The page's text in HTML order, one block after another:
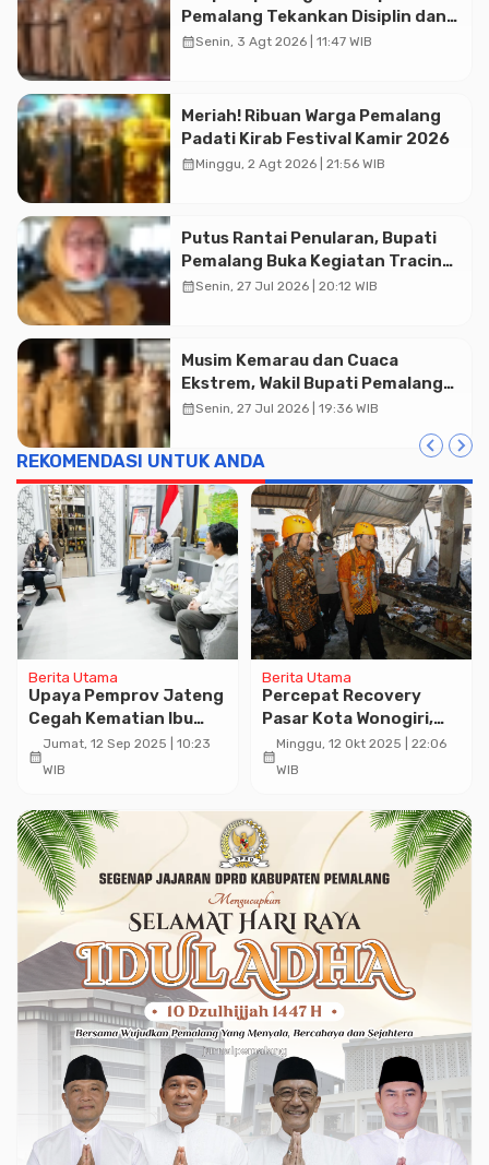
Advertisment
Pemalang Tekankan Disiplin dan
Soliditas ASN untuk Pelayanan
calendar_monthSenin, 3 Agt 2026 | 11:47 WIB
Meriah! Ribuan Warga Pemalang
Padati Kirab Festival Kamir 2026
calendar_monthMinggu, 2 Agt 2026 | 21:56 WIB
Putus Rantai Penularan, Bupati
Pemalang Buka Kegiatan Tracing
TBC Terintegrasi di Mulyoharjo
calendar_monthSenin, 27 Jul 2026 | 20:12 WIB
Musim Kemarau dan Cuaca
Ekstrem, Wakil Bupati Pemalang
Ingatkan ASN Waspada Bahaya
calendar_monthSenin, 27 Jul 2026 | 19:36 WIB
REKOMENDASI UNTUK ANDA
Berita Utama
Upaya Pemprov Jateng
Cegah Kematian Ibu
dan Bayi
calendar_month
Jumat, 12 Sep 2025 | 10:23
WIB
Berita Utama
Percepat Recovery
Pasar Kota Wonogiri,
Ahmad Luthfi Berikan
Rp 1 Miliar Bangun
Pascakebakaran
calendar_month
Minggu, 12 Okt 2025 | 22:06
WIB